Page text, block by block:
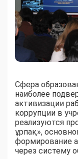
Сфера
наиболее
активизации
коррупции в
реализуются
ұрпақ»,
формирование
через систему